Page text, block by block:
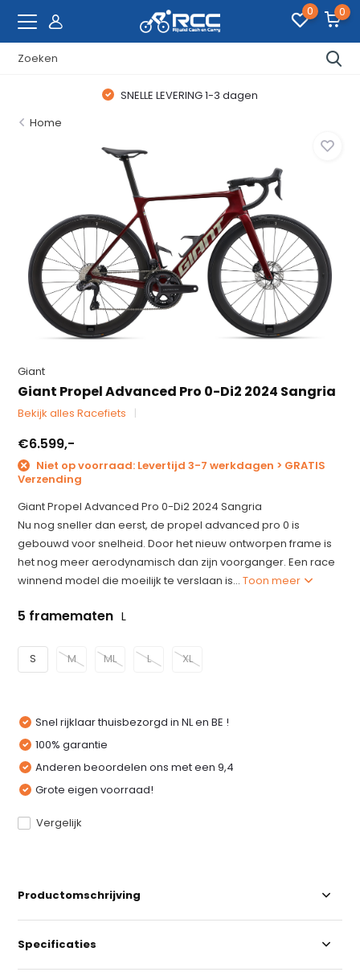
0 0
SNELLE LEVERING 1-3 dagen
Home
Giant
Giant Propel Advanced Pro 0-Di2 2024 Sangria
Bekijk alles Racefiets
€6.599,-
Niet op voorraad: Levertijd 3-7 werkdagen > GRATIS
Verzending
Giant Propel Advanced Pro 0-Di2 2024 Sangria
Nu nog sneller dan eerst, de propel advanced pro 0 is
gebouwd voor snelheid. Door het nieuw ontworpen frame is
het nog meer aerodynamisch dan zijn voorganger. Een race
winnend model die moeilijk te verslaan is...Toon meer
5 framematen L
S M ML L XL
Snel rijklaar thuisbezorgd in NL en BE !
100% garantie
Anderen beoordelen ons met een 9,4
Grote eigen voorraad!
Vergelijk
Productomschrijving
Specificaties